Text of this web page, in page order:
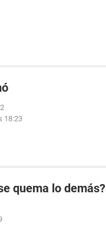
18:23
quema lo demás?